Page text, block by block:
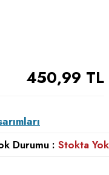
450,99 TL
Durumu : Stokta Yok